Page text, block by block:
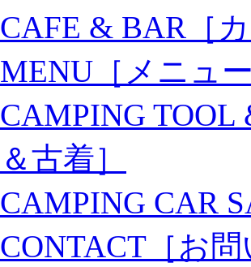
CAFE & BAR ［
MENU ［メニュ
CAMPING TOOL
＆古着］
CAMPING CAR
CONTACT ［お